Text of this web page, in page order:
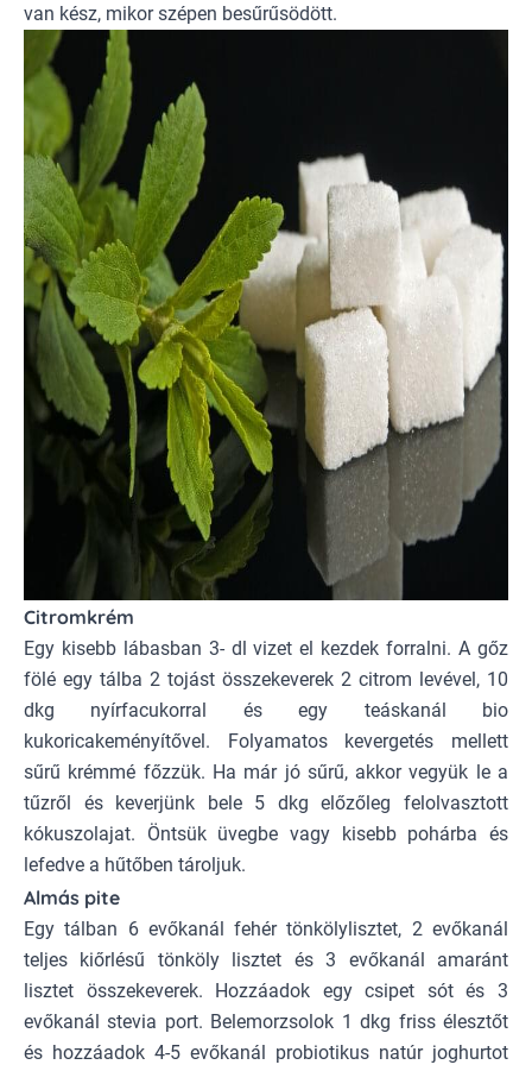
van kész, mikor szépen besűrűsödött.
Citromkrém
Egy kisebb lábasban 3- dl vizet el kezdek forralni. A gőz
fölé egy tálba 2 tojást összekeverek 2 citrom levével, 10
dkg nyírfacukorral és egy teáskanál bio
kukoricakeményítővel. Folyamatos kevergetés mellett
sűrű krémmé főzzük. Ha már jó sűrű, akkor vegyük le a
tűzről és keverjünk bele 5 dkg előzőleg felolvasztott
kókuszolajat. Öntsük üvegbe vagy kisebb pohárba és
lefedve a hűtőben tároljuk.
Almás pite
Egy tálban 6 evőkanál fehér tönkölylisztet, 2 evőkanál
teljes kiőrlésű tönköly lisztet és 3 evőkanál amaránt
lisztet összekeverek. Hozzáadok egy csipet sót és 3
evőkanál stevia port. Belemorzsolok 1 dkg friss élesztőt
és hozzáadok 4-5 evőkanál probiotikus natúr joghurtot